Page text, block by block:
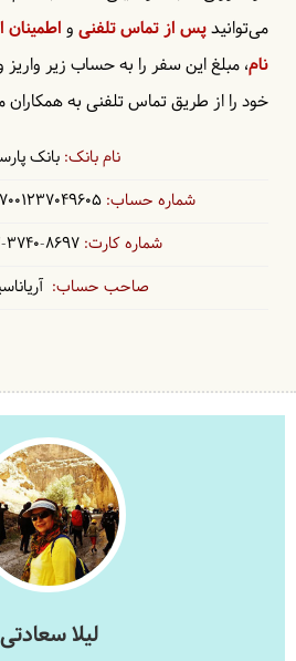
می‌توانیدپس از تماس تلفنی و
نام، مبلغ این سفر را به حساب زیر
خود را از طریق تماس تلفنی به همکاران
بانک
3740-8697
لیلا سعادتی